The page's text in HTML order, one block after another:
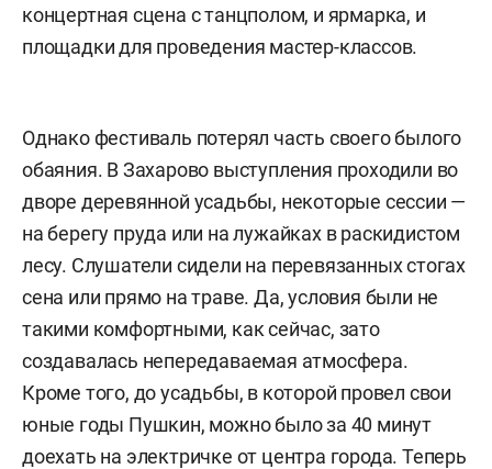
концертная сцена с танцполом, и ярмарка, и
площадки для проведения мастер-классов.
Однако фестиваль потерял часть своего былого
обаяния. В Захарово выступления проходили во
дворе деревянной усадьбы, некоторые сессии —
на берегу пруда или на лужайках в раскидистом
лесу. Слушатели сидели на перевязанных стогах
сена или прямо на траве. Да, условия были не
такими комфортными, как сейчас, зато
создавалась непередаваемая атмосфера.
Кроме того, до усадьбы, в которой провел свои
юные годы Пушкин, можно было за 40 минут
доехать на электричке от центра города. Теперь